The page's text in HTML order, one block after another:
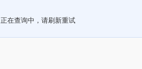
正在查询中，请刷新重试